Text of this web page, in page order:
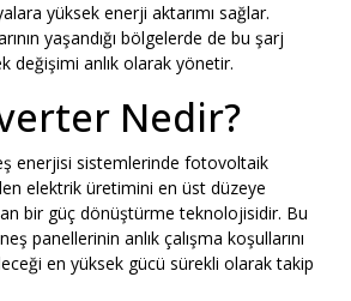
yüksek enerji aktarımı sağlar.
yaşandığı bölgelerde de bu şarj
değişimi anlık olarak yönetir.
Nedir?
enerjisi sistemlerinde fotovoltaik
elektrik üretimini en üst düzeye
bir güç dönüştürme teknolojisidir. Bu
panellerinin anlık çalışma koşullarını
en yüksek gücü sürekli olarak takip